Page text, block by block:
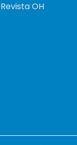
Revista OH